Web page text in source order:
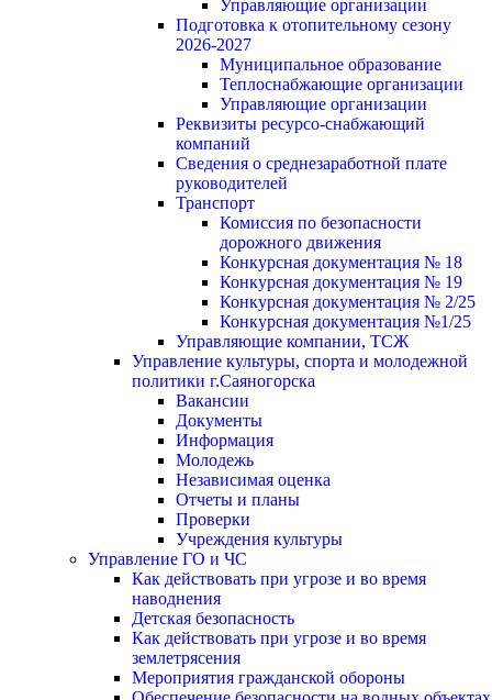
Управляющие организации
Подготовка к отопительному сезону
2026-2027
Муниципальное образование
Теплоснабжающие организации
Управляющие организации
Реквизиты ресурсо-снабжающий
компаний
Сведения о среднезаработной плате
руководителей
Транспорт
Комиссия по безопасности
дорожного движения
Конкурсная документация № 18
Конкурсная документация № 19
Конкурсная документация № 2/25
Конкурсная документация №1/25
Управляющие компании, ТСЖ
Управление культуры, спорта и молодежной
политики г.Саяногорска
Вакансии
Документы
Информация
Молодежь
Независимая оценка
Отчеты и планы
Проверки
Учреждения культуры
Управление ГО и ЧС
Как действовать при угрозе и во время
наводнения
Детская безопасность
Как действовать при угрозе и во время
землетрясения
Мероприятия гражданской обороны